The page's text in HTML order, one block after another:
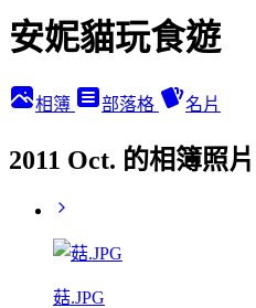
安妮貓玩食遊
相簿 部落格 名片
2011 Oct. 的相簿照片
菇.JPG